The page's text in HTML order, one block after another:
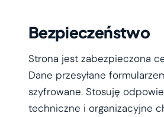
Bezpieczeństwo
Strona jest zabezpieczona
Dane przesyłane
szyfrowane. Stosuję
techniczne i organizacyjne